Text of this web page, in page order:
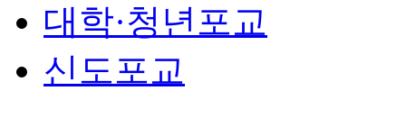
대학·청년포교
신도포교